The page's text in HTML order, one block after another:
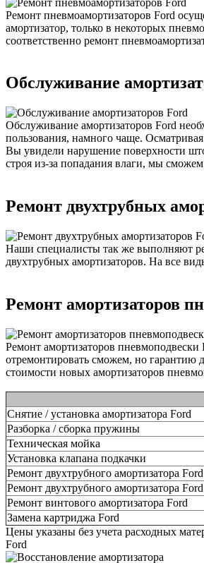
Ремонт пневмоамортизаторов Ford
амортизатор, только в некоторых
соответственно ремонт
Обслуживание
Обслуживание амортизаторов Ford
пользования, намного чаще.
Вы увидели нарушение поверхности
строя из-за попадания влаги, мы
Ремонт двухтрубных
Наши специалисты так же выполняют
двухтрубных амортизаторов. На все
Ремонт амортизаторов
Ремонт амортизаторов
отремонтировать сможем, но гарантию
стоимости новых амортизаторов
Снятие / установка амортизатора Ford
Разборка / сборка пружины
Техническая мойка
Установка клапана подкачки
Ремонт двухтрубного амортизатора Ford
Ремонт двухтрубного амортизатора
Ремонт винтового амортизатора Ford
Замена картриджа Ford
Цены указаны без учета расходных
Ford